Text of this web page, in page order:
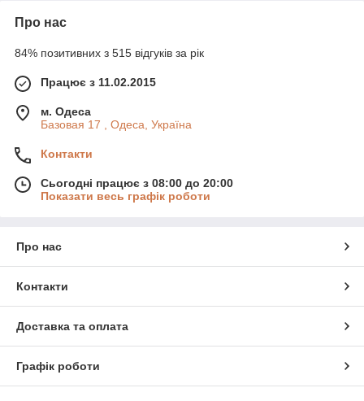
Про нас
84% позитивних з 515 відгуків за рік
Працює з 11.02.2015
м. Одеса
Базовая 17 , Одеса, Україна
Контакти
Сьогодні працює з 08:00 до 20:00
Показати весь графік роботи
Про нас
Контакти
Доставка та оплата
Графік роботи